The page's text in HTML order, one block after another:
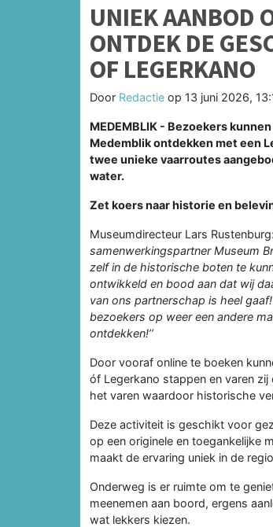
UNIEK AANBOD
ONTDEK DE
OF LEGERKANO
Door Redactie op 13 juni 2026,
MEDEMBLIK - Bezoekers
Medemblik ontdekken met een
twee unieke vaarroutes
water.
Zet koers naar historie en
Museumdirecteur Lars Rustenburg:
samenwerkingspartner Museum
zelf in de historische boten te
ontwikkeld en bood aan dat wij
van ons partnerschap is heel
bezoekers op weer een andere
ontdekken!’’
Door vooraf online te boeken
óf Legerkano stappen en varen
het varen waardoor historische
Deze activiteit is geschikt voor
op een originele en toegankelijke
maakt de ervaring uniek in de
Onderweg is er ruimte om te
meenemen aan boord, ergens
wat lekkers kiezen.